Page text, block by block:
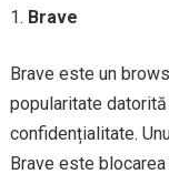
Brave
Brave este un
popularitate
confidențialitate.
Brave este